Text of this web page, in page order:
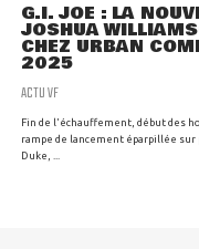
G.I. JOE : LA
JOSHUA
CHEZ URBAN
2025
ACTU VF
Fin de l'échauffement, début des
rampe de lancement éparpillée
Duke, ...